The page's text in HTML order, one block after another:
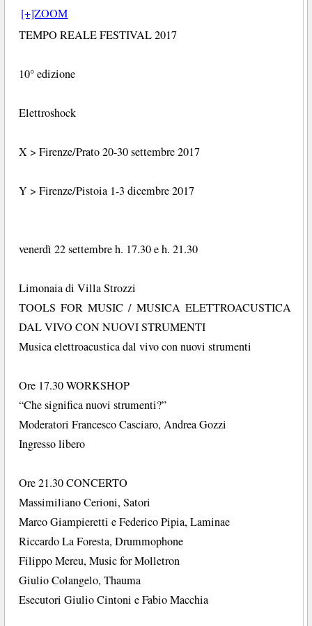
[+]ZOOM
TEMPO REALE FESTIVAL 2017
10° edizione
Elettroshock
X > Firenze/Prato 20-30 settembre 2017
Y > Firenze/Pistoia 1-3 dicembre 2017
venerdì 22 settembre h. 17.30 e h. 21.30
Limonaia di Villa Strozzi
TOOLS FOR MUSIC / MUSICA ELETTROACUSTICA
DAL VIVO CON NUOVI STRUMENTI
Musica elettroacustica dal vivo con nuovi strumenti
Ore 17.30 WORKSHOP
“Che significa nuovi strumenti?”
Moderatori Francesco Casciaro, Andrea Gozzi
Ingresso libero
Ore 21.30 CONCERTO
Massimiliano Cerioni, Satori
Marco Giampieretti e Federico Pipia, Laminae
Riccardo La Foresta, Drummophone
Filippo Mereu, Music for Molletron
Giulio Colangelo, Thauma
Esecutori Giulio Cintoni e Fabio Macchia